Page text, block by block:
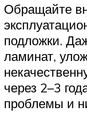
Обращайте
подложки.
ламинат,
через 2–3
проблемы и